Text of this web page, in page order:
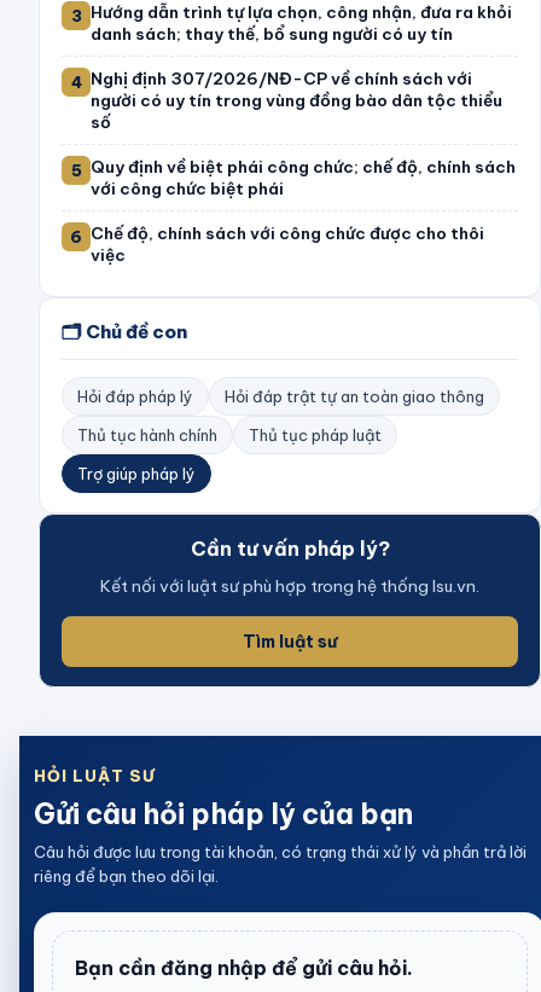
3 Hướng dẫn trình tự lựa chọn, công nhận, đưa ra khỏi
danh sách; thay thế, bổ sung người có uy tín
4 Nghị định 307/2026/NĐ-CP về chính sách với
người có uy tín trong vùng đồng bào dân tộc thiểu
số
5 Quy định về biệt phái công chức; chế độ, chính sách
với công chức biệt phái
6 Chế độ, chính sách với công chức được cho thôi
việc
🗂️ Chủ đề con
Hỏi đáp pháp lý
Hỏi đáp trật tự an toàn giao thông
Thủ tục hành chính
Thủ tục pháp luật
Trợ giúp pháp lý
Cần tư vấn pháp lý?
Kết nối với luật sư phù hợp trong hệ thống lsu.vn.
Tìm luật sư
HỎI LUẬT SƯ
Gửi câu hỏi pháp lý của bạn
Câu hỏi được lưu trong tài khoản, có trạng thái xử lý và phần trả lời
riêng để bạn theo dõi lại.
Bạn cần đăng nhập để gửi câu hỏi.